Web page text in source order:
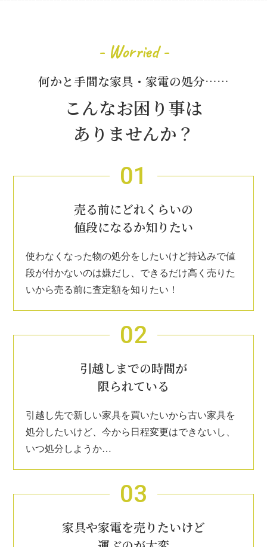
- Worried -
何かと手間な家具・家電の処分……
こんなお困り事は
ありませんか？
01
売る前にどれくらいの
値段になるか知りたい
使わなくなった物の処分をしたいけど持込みで値
段が付かないのは嫌だし、できるだけ高く売りた
いから売る前に査定額を知りたい！
02
引越しまでの時間が
限られている
引越し先で新しい家具を買いたいから古い家具を
処分したいけど、今から日程変更はできないし、
いつ処分しようか…
03
家具や家電を売りたいけど